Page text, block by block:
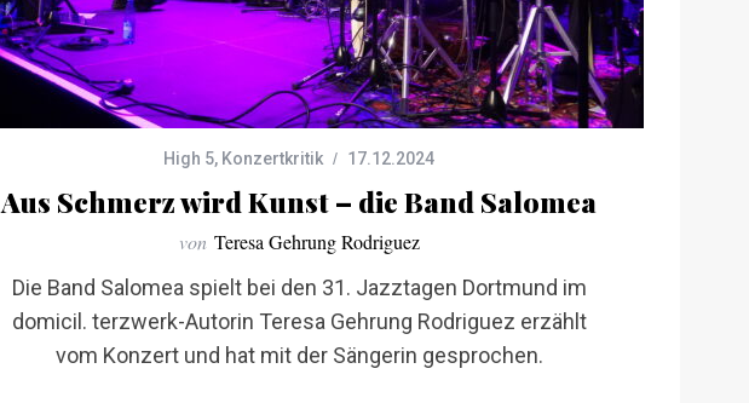
High 5, Konzertkritik 17.12.2024
Aus Schmerz wird Kunst – die Band Salomea
von Teresa Gehrung Rodriguez
Die Band Salomea spielt bei den 31. Jazztagen Dortmund im
domicil. terzwerk-Autorin Teresa Gehrung Rodriguez erzählt
vom Konzert und hat mit der Sängerin gesprochen.